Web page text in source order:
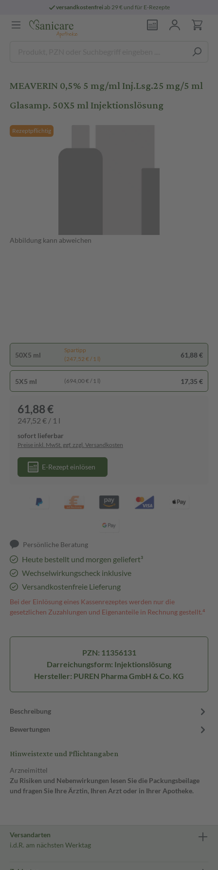
versandkostenfreiab 29 € und für E-Rezepte
MEAVERIN 0,5% 5 mg/ml Inj.Lsg.25 mg/5 ml
Glasamp. 50X5 ml Injektionslösung
Rezeptpflichtig
Abbildung kann abweichen
50X5 ml
Spartipp
(247,52 € / 1 l)
61,88 €
5X5 ml (694,00 € / 1 l) 17,35 €
61,88 €
247,52 € / 1 l
sofort lieferbar
Preise inkl. MwSt. ggf. zzgl. Versandkosten
E-Rezept einlösen
Persönliche Beratung
Heute bestellt und morgen geliefert³
Wechselwirkungscheck inklusive
Versandkostenfreie Lieferung
Bei der Einlösung eines Kassenrezeptes werden nur die
gesetzlichen Zuzahlungen und Eigenanteile in Rechnung gestellt.⁴
PZN: 11356131
Darreichungsform: Injektionslösung
Hersteller: PUREN Pharma GmbH & Co. KG
Beschreibung
Bewertungen
Hinweistexte und Pflichtangaben
Arzneimittel
Zu Risiken und Nebenwirkungen lesen Sie die Packungsbeilage
und fragen Sie Ihre Ärztin, Ihren Arzt oder in Ihrer Apotheke.
Versandarten
i.d.R. am nächsten Werktag